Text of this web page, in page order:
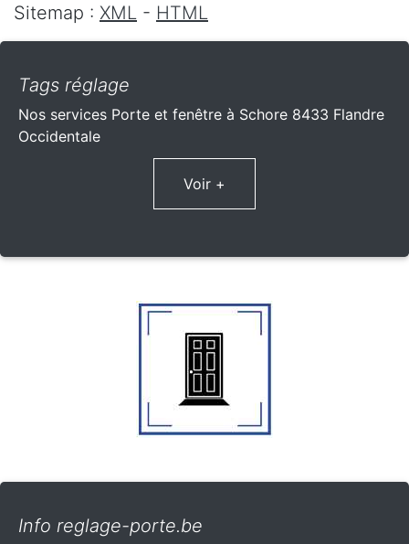
Sitemap : XML - HTML
Tags réglage
Nos services Porte et fenêtre à Schore 8433 Flandre
Occidentale
Voir +
Info reglage-porte.be